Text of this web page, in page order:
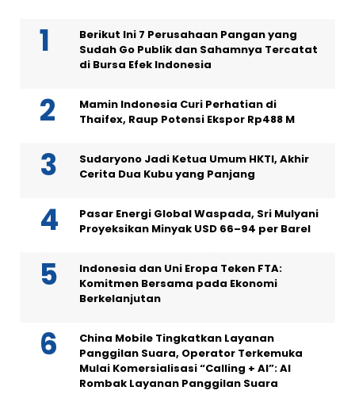
Berikut Ini 7 Perusahaan Pangan yang
Sudah Go Publik dan Sahamnya Tercatat
di Bursa Efek Indonesia
Mamin Indonesia Curi Perhatian di
Thaifex, Raup Potensi Ekspor Rp488 M
Sudaryono Jadi Ketua Umum HKTI, Akhir
Cerita Dua Kubu yang Panjang
Pasar Energi Global Waspada, Sri Mulyani
Proyeksikan Minyak USD 66–94 per Barel
Indonesia dan Uni Eropa Teken FTA:
Komitmen Bersama pada Ekonomi
Berkelanjutan
China Mobile Tingkatkan Layanan
Panggilan Suara, Operator Terkemuka
Mulai Komersialisasi “Calling + AI”: AI
Rombak Layanan Panggilan Suara